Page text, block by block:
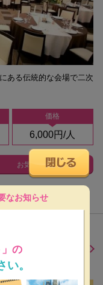
価格
6,000円/人
ある伝統的な会場で二次
お気に入り追加
なお知らせ
」の
い。